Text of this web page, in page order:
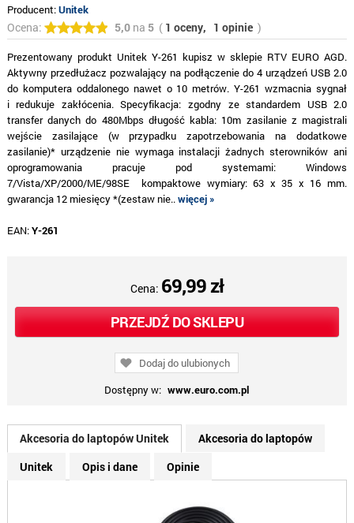
Producent:Unitek
Ocena: 5,0na 5( 1 oceny, 1 opinie )
Prezentowany produkt Unitek Y-261 kupisz w sklepie RTV EURO AGD.
Aktywny przedłużacz pozwalający na podłączenie do 4 urządzeń USB 2.0
do komputera oddalonego nawet o 10 metrów. Y-261 wzmacnia sygnał
i redukuje zakłócenia. Specyfikacja: zgodny ze standardem USB 2.0
transfer danych do 480Mbps długość kabla: 10m zasilanie z magistrali
wejście zasilające (w przypadku zapotrzebowania na dodatkowe
zasilanie)* urządzenie nie wymaga instalacji żadnych sterowników ani
oprogramowania pracuje pod systemami: Windows
7/Vista/XP/2000/ME/98SE kompaktowe wymiary: 63 x 35 x 16 mm.
gwarancja 12 miesięcy *(zestaw nie..więcej »
EAN:Y-261
Cena: 69,99 zł
PRZEJDŹ DO SKLEPU
Dodaj do ulubionych
Dostępny w: www.euro.com.pl
Akcesoria do laptopów Unitek
Akcesoria do laptopów
Unitek
Opis i dane Opinie